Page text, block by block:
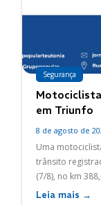
Segurança
em Triunfo
8 de agosto de
Uma
trânsito
(7/8), no km
Leia mais →